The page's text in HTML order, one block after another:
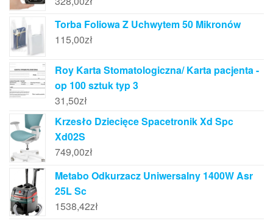
Torba Foliowa Z Uchwytem 50 Mikronów
115,00zł
Roy Karta Stomatologiczna/ Karta pacjenta -
op 100 sztuk typ 3
31,50zł
Krzesło Dziecięce Spacetronik Xd Spc
Xd02S
749,00zł
Metabo Odkurzacz Uniwersalny 1400W Asr
25L Sc
1538,42zł